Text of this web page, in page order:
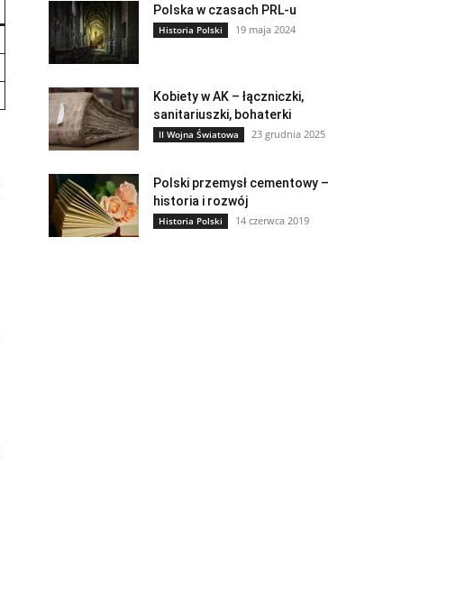
Polska w czasach PRL-u
Historia Polski 19 maja 2024
Kobiety w AK – łączniczki,
sanitariuszki, bohaterki
II Wojna Światowa 23 grudnia 2025
Polski przemysł cementowy –
historia i rozwój
Historia Polski 14 czerwca 2019